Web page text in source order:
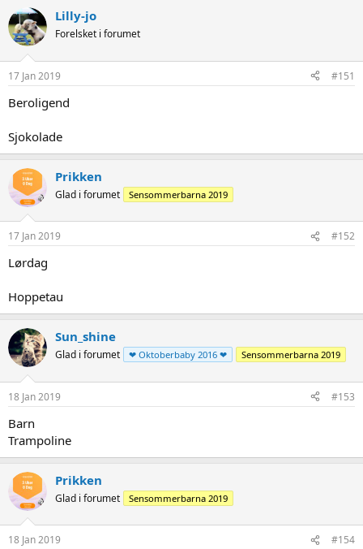
Lilly-jo
Forelsket i forumet
17 Jan 2019 #151
Beroligend
Sjokolade
Prikken
Glad i forumet Sensommerbarna 2019
17 Jan 2019 #152
Lørdag
Hoppetau
Sun_shine
Glad i forumet ❤ Oktoberbaby 2016 ❤ Sensommerbarna 2019
18 Jan 2019 #153
Barn
Trampoline
Prikken
Glad i forumet Sensommerbarna 2019
18 Jan 2019 #154